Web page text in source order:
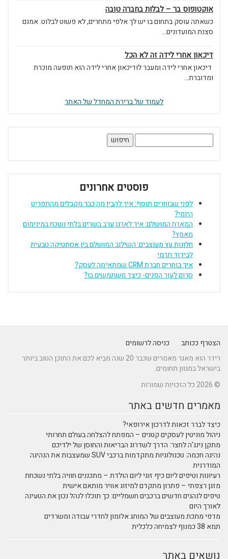
אוקטופוס בר – לבלות בחברה טובה
כשאתה עוסק בתחום בו יש לך אלפי מתחרים, לא פשוט לבלוט. אמנם
סצנת המועדונים...
דיכאון אחרי לידה זה לא הכל
דיכאון אחרי לידה ומעבר לודיכאון אחרי לידה הוא תופעה מוכרת
ומדוברת...
לעמוד של ברירת המחדל של האתר
פוסטים אחרונים
לפני שבוחרים תוסף: איך להבין מה כבר מקבלים מהתפריט
היומי?
המארח המושלם: איך לארגן ערב בשרים בלתי נשכח במינימום
מאמץ?
חלונות עץ מעוצבים: השילוב המושלם בין אסתטיקה טבעית
לבידוד תרמי
איך בוחרים חברת CRM שמתאימה לעסק?
סרום לעור הפנים- כיצד משתמשים בו?
הצטרף ככותב
כניסה לרשומים
רידר הוא מאגר מאמרים שכבר 20 שנה מביא לכם את התוכן הטוב ביותר
בישראל במגוון תחומים.
© 2026 כל הזכויות שמורות
מאמרים חדשים באתר
כיצד לברר זכאות לדרכון אירופאי?
ניהול מוניטין לעסקים קטנים – המפתח להצלחה בעולם תחרותי
מתקן נינג'ה לחצר: הדרך לשדרוג הבריאות והחוסן של ילדיכם
נהיגה חכמה: טכנולוגיות מתקדמות ברכבי SUV שמעצבות את הנהיגה
המודרנית
רעיונות וטיפים ליום כיף זוגי ליום הולדת – מתכננים חוויה בלתי נשכחת
מזגן רצפתי – פתרון מתקדם למיזוג אוויר מותאם אישית
טיפים לנהגים חדשים ברכבים חשמליים: כך תוכלו לנהל נכון את הטעינה
לאורך היום
מדפי מתכת מעוצבים של המותג אלומון לחדרי עבודה ומשרדים
תמא 38 כמנוף לצמיחה כלכלית
נושאים באתר